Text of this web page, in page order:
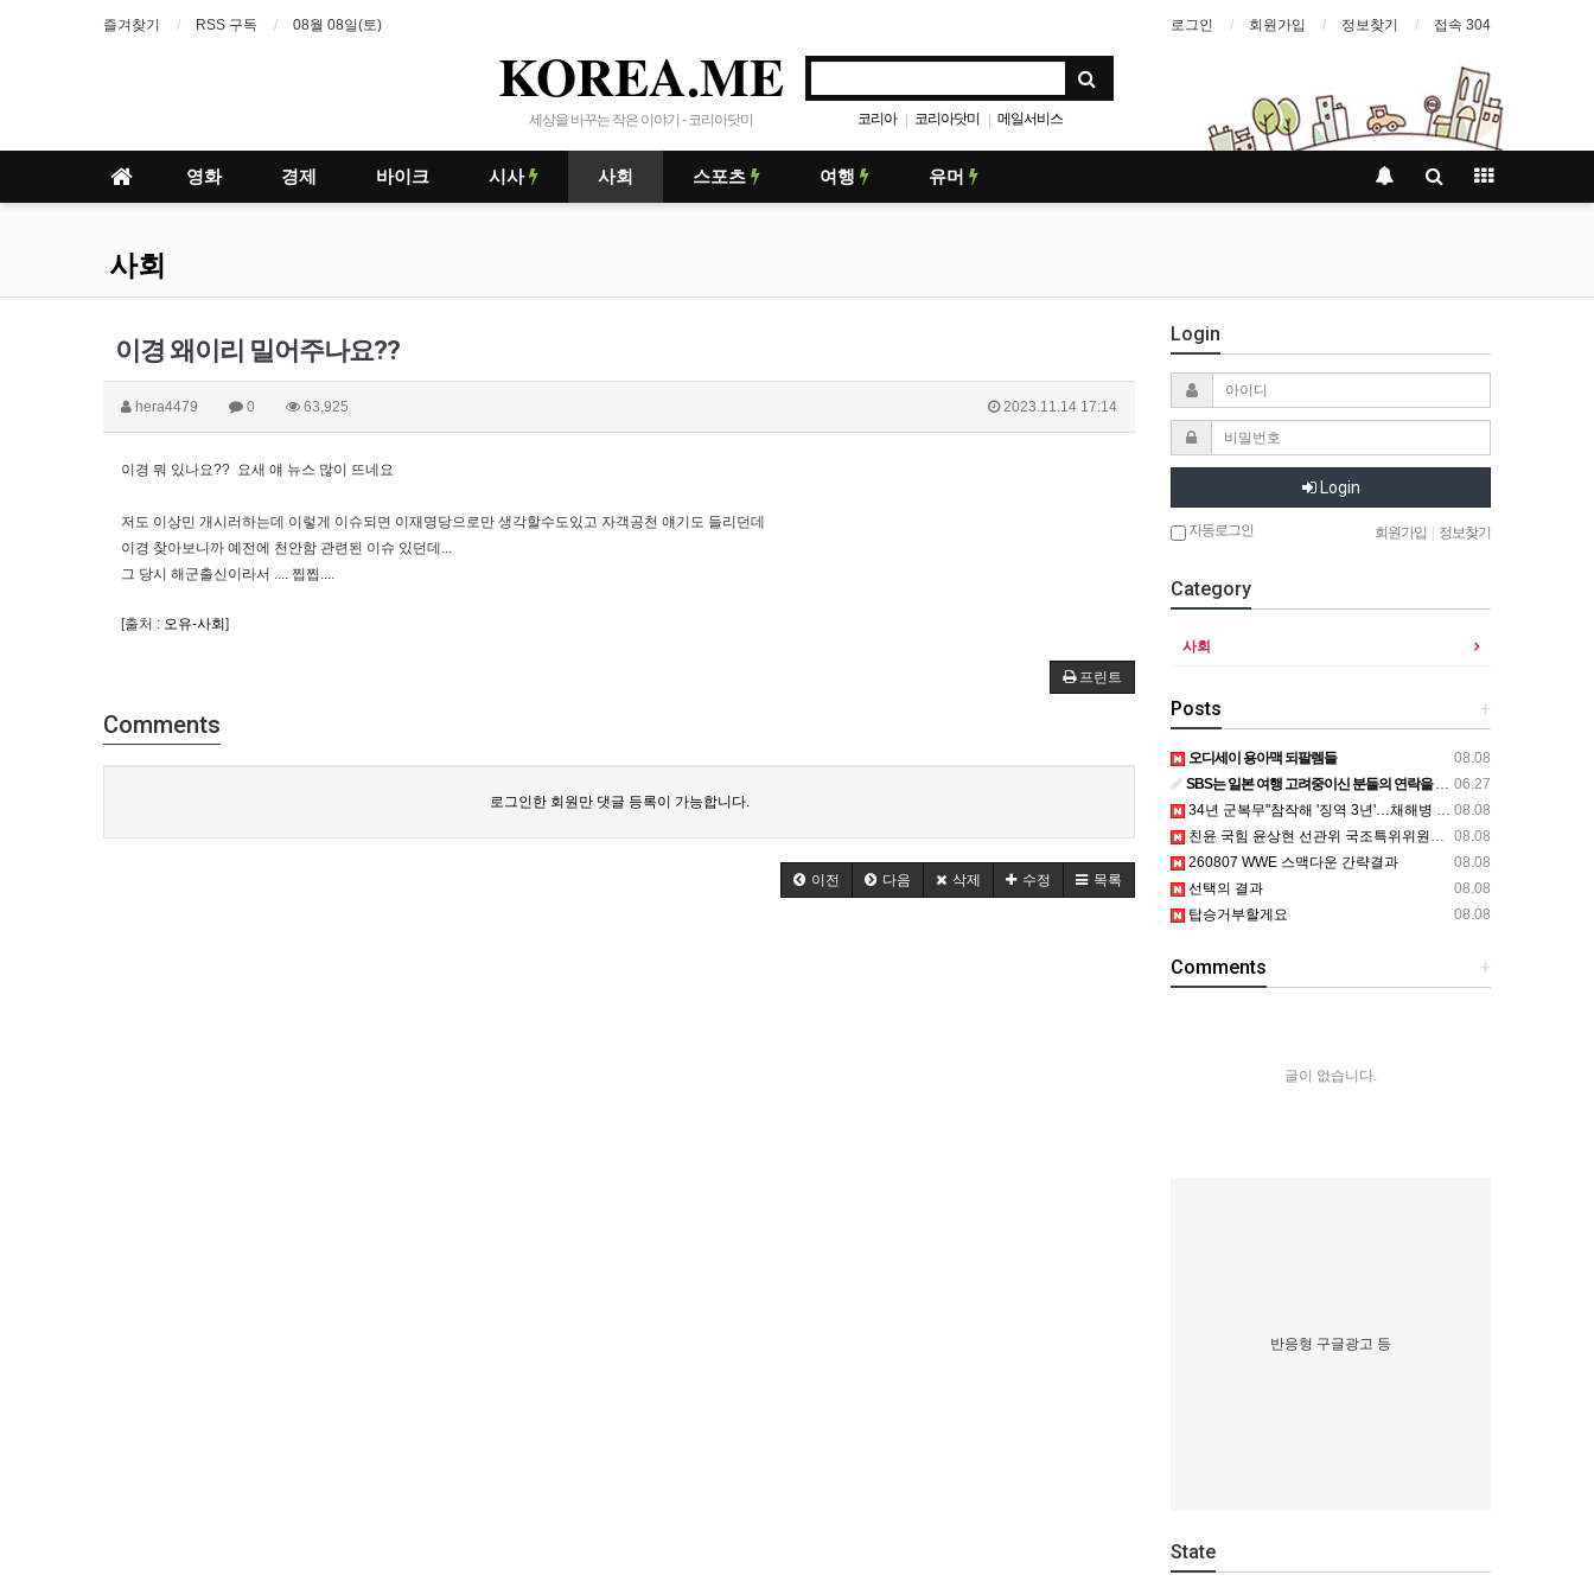
즐겨찾기 RSS 구독 08월 08일(토) 로그인 회원가입 정보찾기 접속 304
KOREA.ME
세상을 바꾸는 작은 이야기 - 코리아닷미 코리아 | 코리아닷미 | 메일서비스
영화 경제 바이크 시사 사회 스포츠 여행 유머
사회
이경 왜이리 밀어주나요??
hera4479 0 63,925 2023.11.14 17:14
이경 뭐 있나요?? 요새 얘 뉴스 많이 뜨네요
저도 이상민 개시러하는데 이렇게 이슈되면 이재명당으로만 생각할수도있고 자객공천 얘기도 들리던데
이경 찾아보니까 예전에 천안함 관련된 이슈 있던데...
그 당시 해군출신이라서 .... 찝찝....
[출처 : 오유-사회 ]
프린트
Comments
로그인한 회원만 댓글 등록이 가능합니다.
이전 다음 삭제 수정 목록
Login
Login
자동로그인 회원가입 정보찾기
Category
사회
+
Posts
08.08
오디세이 용아맥 되팔렘들
06.27
SBS는 일본 여행 고려중이신 분들의 연락을 기다립니다.
08.08
34년 군복무"참작해 '징역 3년'…채해병 어머니 "어떻게 이래"
08.08
친윤 국힘 윤상현 선관위 국조특위위원장 "조작이란건 부정선거 선동"
08.08
260807 WWE 스맥다운 간략결과
08.08
선택의 결과
08.08
탑승거부할게요
+
Comments
글이 없습니다.
반응형 구글광고 등
State